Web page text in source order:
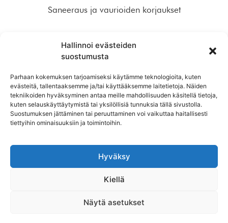
Hallinnoi evästeiden
suostumusta
Parhaan kokemuksen tarjoamiseksi käytämme teknologioita, kuten
evästeitä, tallentaaksemme ja/tai käyttääksemme laitetietoja. Näiden
tekniikoiden hyväksyminen antaa meille mahdollisuuden käsitellä tietoja,
kuten selauskäyttäytymistä tai yksilöllisiä tunnuksia tällä sivustolla.
Suostumuksen jättäminen tai peruuttaminen voi vaikuttaa haitallisesti
tiettyihin ominaisuuksiin ja toimintoihin.
Hyväksy
Kiellä
Näytä asetukset
Saneeraus ja vaurioiden korjaukset
Tilaa meidän uudiskirje!
TILAA